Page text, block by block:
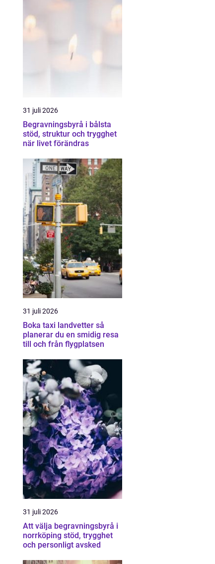
31 juli 2026
Begravningsbyrå i bålsta
stöd, struktur och trygghet
när livet förändras
31 juli 2026
Boka taxi landvetter så
planerar du en smidig resa
till och från flygplatsen
31 juli 2026
Att välja begravningsbyrå i
norrköping stöd, trygghet
och personligt avsked